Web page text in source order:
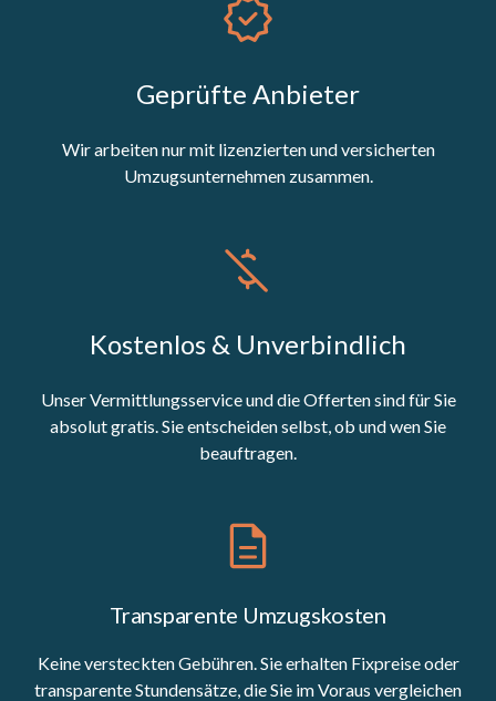
Geprüfte Anbieter
Wir arbeiten nur mit lizenzierten und versicherten
Umzugsunternehmen zusammen.
Kostenlos & Unverbindlich
Unser Vermittlungsservice und die Offerten sind für Sie
absolut gratis. Sie entscheiden selbst, ob und wen Sie
beauftragen.
Transparente Umzugskosten
Keine versteckten Gebühren. Sie erhalten Fixpreise oder
transparente Stundensätze, die Sie im Voraus vergleichen